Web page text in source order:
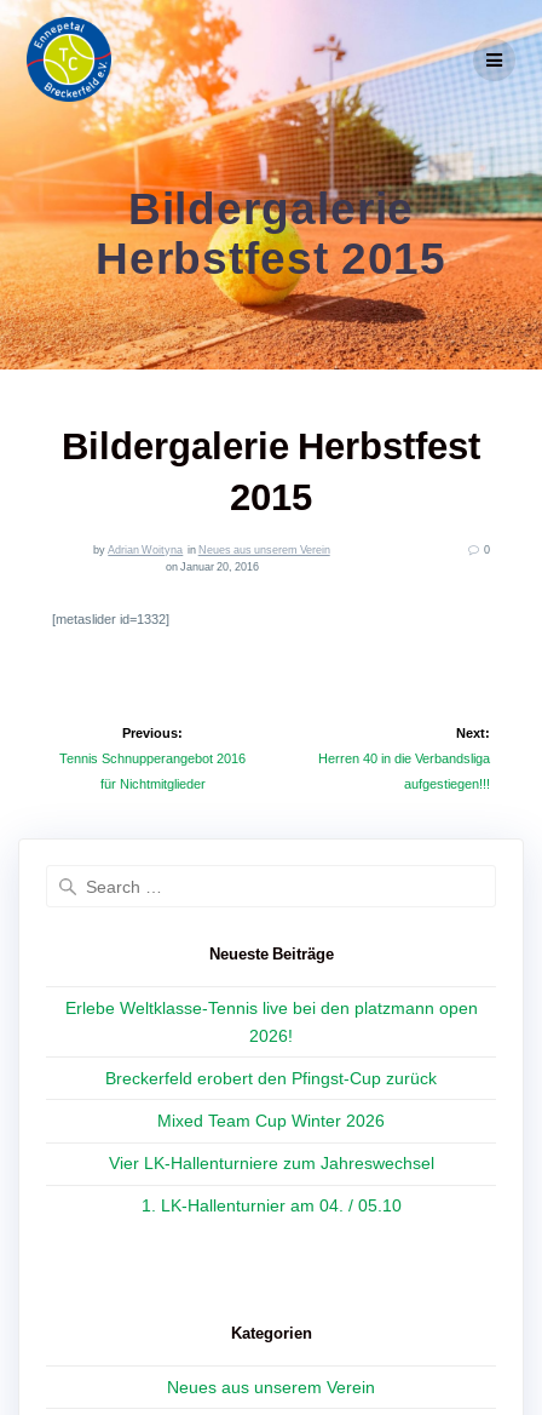
Bildergalerie
Herbstfest 2015
Bildergalerie Herbstfest
2015
byAdrian Woityna inNeues aus unserem Verein
on Januar 20, 2016
0
[metaslider id=1332]
Beitragsnavigation
Previous:
Previous
Tennis Schnupperangebot 2016
für Nichtmitglieder
Next:
Next
Herren 40 in die Verbandsliga
aufgestiegen!!!
Neueste Beiträge
Erlebe Weltklasse-Tennis live bei den platzmann open
2026!
Breckerfeld erobert den Pfingst-Cup zurück
Mixed Team Cup Winter 2026
Vier LK-Hallenturniere zum Jahreswechsel
1. LK-Hallenturnier am 04. / 05.10
Kategorien
Neues aus unserem Verein